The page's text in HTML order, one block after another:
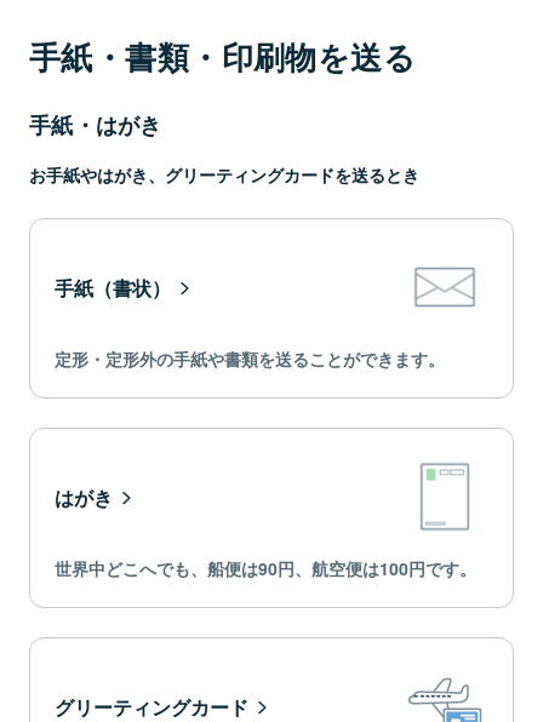
手紙・書類・印刷物を送る
手紙・はがき
お手紙やはがき、グリーティングカードを送るとき
手紙（書状）
定形・定形外の手紙や書類を送ることができます。
はがき
世界中どこへでも、船便は90円、航空便は100円です。
グリーティングカード